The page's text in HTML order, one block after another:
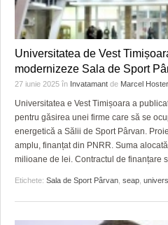
Universitatea de Vest
modernizeze Sala de Sport
27 iunie 2025 în Invatamant de Marcel Hoster
Universitatea e Vest Timișoara a
pentru găsirea unei firme care să se
energetică a Sălii de Sport Pârvan.
amplu, finanțat din PNRR. Suma
milioane de lei. Contractul de finanțare
Etichete: Sala de Sport Pârvan seap